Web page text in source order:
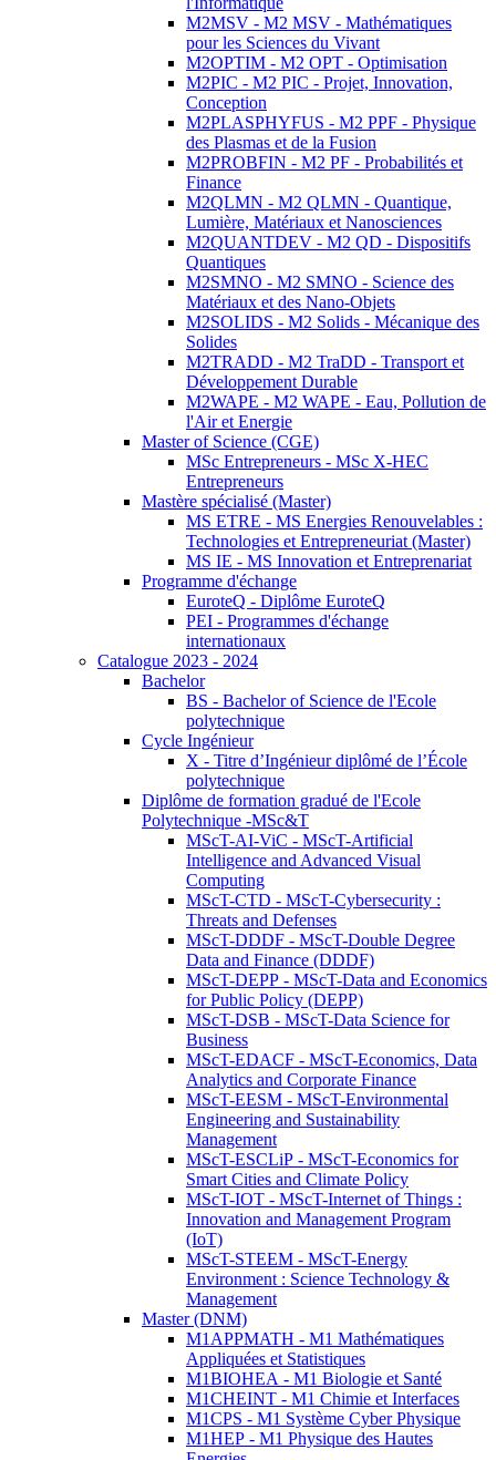
M2MSV - M2 MSV - Mathématiques
pour les Sciences du Vivant
M2OPTIM - M2 OPT - Optimisation
M2PIC - M2 PIC - Projet, Innovation,
Conception
M2PLASPHYFUS - M2 PPF - Physique
des Plasmas et de la Fusion
M2PROBFIN - M2 PF - Probabilités et
Finance
M2QLMN - M2 QLMN - Quantique,
Lumière, Matériaux et Nanosciences
M2QUANTDEV - M2 QD - Dispositifs
Quantiques
M2SMNO - M2 SMNO - Science des
Matériaux et des Nano-Objets
M2SOLIDS - M2 Solids - Mécanique des
Solides
M2TRADD - M2 TraDD - Transport et
Développement Durable
M2WAPE - M2 WAPE - Eau, Pollution de
l'Air et Energie
Master of Science (CGE)
MSc Entrepreneurs - MSc X-HEC
Entrepreneurs
Mastère spécialisé (Master)
MS ETRE - MS Energies Renouvelables :
Technologies et Entrepreneuriat (Master)
MS IE - MS Innovation et Entreprenariat
Programme d'échange
EuroteQ - Diplôme EuroteQ
PEI - Programmes d'échange
internationaux
Catalogue 2023 - 2024
Bachelor
BS - Bachelor of Science de l'Ecole
polytechnique
Cycle Ingénieur
X - Titre d’Ingénieur diplômé de l’École
polytechnique
Diplôme de formation gradué de l'Ecole
Polytechnique -MSc&T
MScT-AI-ViC - MScT-Artificial
Intelligence and Advanced Visual
Computing
MScT-CTD - MScT-Cybersecurity :
Threats and Defenses
MScT-DDDF - MScT-Double Degree
Data and Finance (DDDF)
MScT-DEPP - MScT-Data and Economics
for Public Policy (DEPP)
MScT-DSB - MScT-Data Science for
Business
MScT-EDACF - MScT-Economics, Data
Analytics and Corporate Finance
MScT-EESM - MScT-Environmental
Engineering and Sustainability
Management
MScT-ESCLiP - MScT-Economics for
Smart Cities and Climate Policy
MScT-IOT - MScT-Internet of Things :
Innovation and Management Program
(IoT)
MScT-STEEM - MScT-Energy
Environment : Science Technology &
Management
Master (DNM)
M1APPMATH - M1 Mathématiques
Appliquées et Statistiques
M1BIOHEA - M1 Biologie et Santé
M1CHEINT - M1 Chimie et Interfaces
M1CPS - M1 Système Cyber Physique
M1HEP - M1 Physique des Hautes